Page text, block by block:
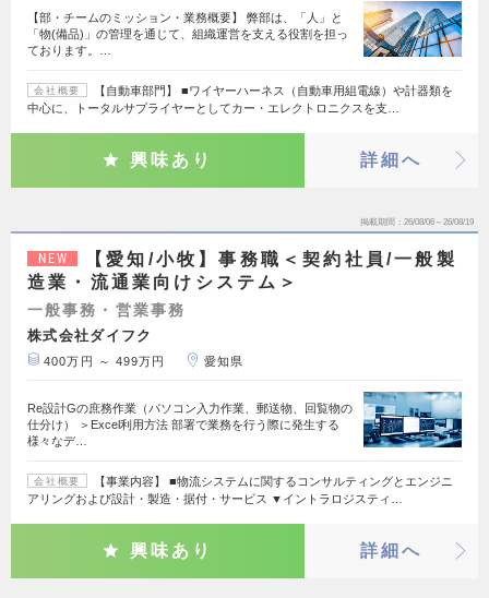
【部・チームのミッション・業務概要】 弊部は、「人」と
「物(備品)」の管理を通じて、組織運営を支える役割を担っ
ております。…
会社概要
【自動車部門】 ■ワイヤーハーネス（自動車用組電線）や計器類を
中心に、トータルサプライヤーとしてカー・エレクトロニクスを支…
興味あり 詳細へ
掲載期間 26/08/06～26/08/19
NEW
【愛知/小牧】事務職＜契約社員/一般製
造業・流通業向けシステム＞
一般事務・営業事務
株式会社ダイフク
400万円 ～ 499万円 愛知県
Re設計Gの庶務作業（パソコン入力作業、郵送物、回覧物の
仕分け） ＞Excel利用方法 部署で業務を行う際に発生する
様々なデ…
会社概要
【事業内容】 ■物流システムに関するコンサルティングとエンジニ
アリングおよび設計・製造・据付・サービス ▼イントラロジスティ…
興味あり 詳細へ